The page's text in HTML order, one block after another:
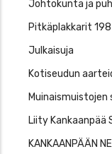
Johtokunta ja
Pitkäplakkarit
Julkaisuja
Kotiseudun
Liity Kankaanpää
KANKAANPÄÄN